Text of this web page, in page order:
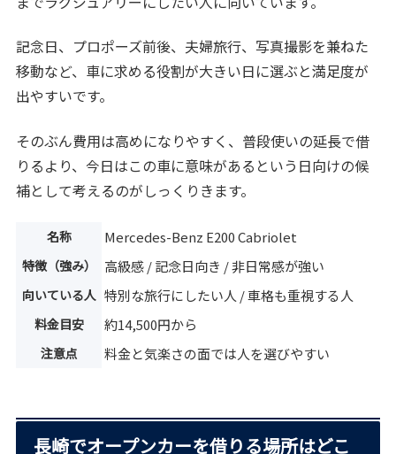
記念日、プロポーズ前後、夫婦旅行、写真撮影を兼ねた
移動など、車に求める役割が大きい日に選ぶと満足度が
出やすいです。
そのぶん費用は高めになりやすく、普段使いの延長で借
りるより、今日はこの車に意味があるという日向けの候
補として考えるのがしっくりきます。
名称 Mercedes-Benz E200 Cabriolet
特徴（強み） 高級感 / 記念日向き / 非日常感が強い
向いている人 特別な旅行にしたい人 / 車格も重視する人
料金目安 約14,500円から
注意点 料金と気楽さの面では人を選びやすい
長崎でオープンカーを借りる場所はどこ